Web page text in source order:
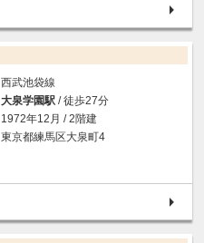
西武池袋線
大泉学園駅 / 徒歩27分
1972年12月 / 2階建
東京都練馬区大泉町4